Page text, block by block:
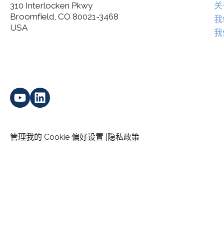
I agree to allow Spatial Corp to store and process my
310 Interlocken Pkwy
Broomfield, CO 80021-3468
USA
管理我的 Cookie 偏好设置 | 隐私政策